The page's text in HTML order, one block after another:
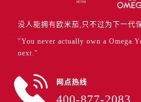
没人能拥有欧米茄,只不过为下一代
"You never actually own a
next."
网点热线
400-877-2083